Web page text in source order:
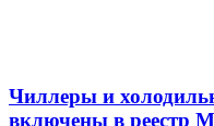
Чиллеры и
включены в реестр